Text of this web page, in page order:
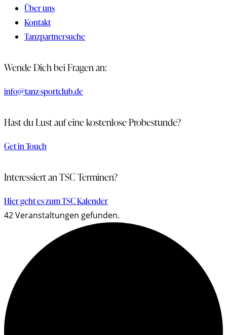
Über uns
Kontakt
Tanzpartnersuche
Wende Dich bei Fragen an:
info@tanz-sportclub.de
Hast du Lust auf eine kostenlose Probestunde?
Get in Touch
Interessiert an TSC Terminen?
Hier geht es zum TSC Kalender
42 Veranstaltungen gefunden.